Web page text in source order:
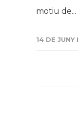
motiu de...
14 DE JUNY